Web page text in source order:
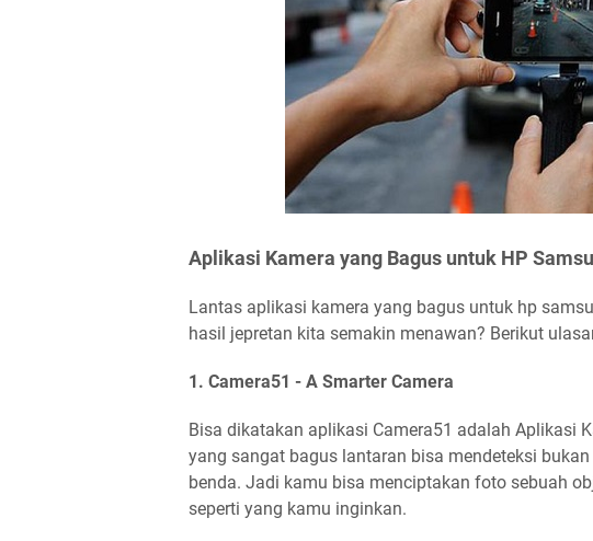
Aplikasi Kamera yang Bagus untuk HP
Lantas aplikasi kamera yang bagus untuk hp
hasil jepretan kita semakin menawan? Berikut
1. Camera51 - A Smarter Camera
Bisa dikatakan aplikasi Camera51 adalah Aplikasi
yang sangat bagus lantaran bisa mendeteksi
benda. Jadi kamu bisa menciptakan foto sebuah
seperti yang kamu inginkan.